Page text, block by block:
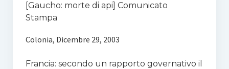
[Gaucho: morte di api] Comunicato
Stampa
Colonia, Dicembre 29, 2003
Francia: secondo un rapporto governativo il